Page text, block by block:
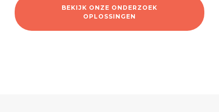
BEKIJK ONZE ONDERZOEK
OPLOSSINGEN